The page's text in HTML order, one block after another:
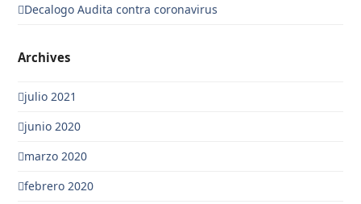
Decalogo Audita contra coronavirus
Archives
julio 2021
junio 2020
marzo 2020
febrero 2020